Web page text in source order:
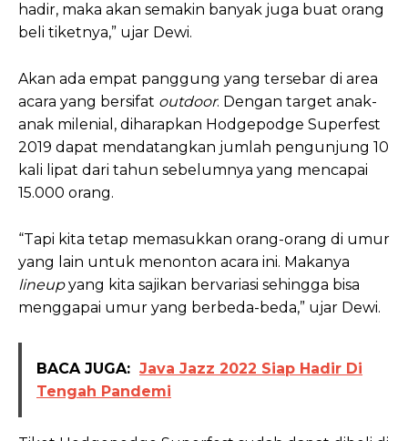
hadir, maka akan semakin banyak juga buat orang
beli tiketnya,” ujar Dewi.
Akan ada empat panggung yang tersebar di area
acara yang bersifat outdoor. Dengan target anak-
anak milenial, diharapkan Hodgepodge Superfest
2019 dapat mendatangkan jumlah pengunjung 10
kali lipat dari tahun sebelumnya yang mencapai
15.000 orang.
“Tapi kita tetap memasukkan orang-orang di umur
yang lain untuk menonton acara ini. Makanya
lineupyang kita sajikan bervariasi sehingga bisa
menggapai umur yang berbeda-beda,” ujar Dewi.
BACA JUGA: Java Jazz 2022 Siap Hadir Di
Tengah Pandemi